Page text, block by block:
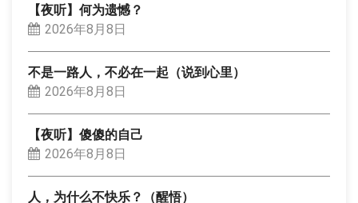
【夜听】何为遗憾？
2026年8月8日
不是一路人，不必在一起（说到心里）
2026年8月8日
【夜听】傻傻的自己
2026年8月8日
人，为什么不快乐？（醒悟）